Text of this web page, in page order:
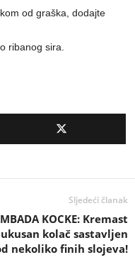
od graška, dodajte
ribanog sira.
Sljedeći članak
KOCKE: Kremast
kolač sastavljen
nekoliko finih slojeva!